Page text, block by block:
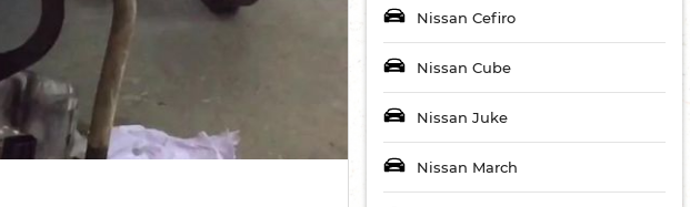
Nissan Cefiro
Nissan Cube
Nissan Juke
Nissan March